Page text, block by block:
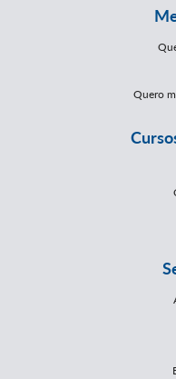
Quero